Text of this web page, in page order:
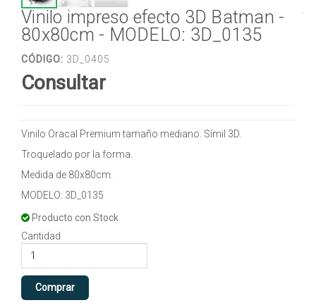
Vinilo impreso efecto 3D Batman -
80x80cm - MODELO: 3D_0135
CÓDIGO: 3D_0405
Consultar
Vinilo Oracal Premium tamaño mediano. Símil 3D.
Troquelado por la forma.
Medida de 80x80cm.
MODELO: 3D_0135
Producto con Stock
Cantidad